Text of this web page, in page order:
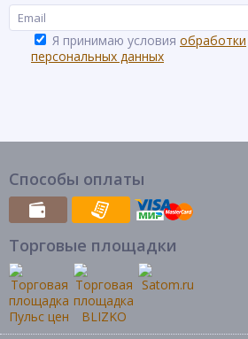
Я принимаю условия обработки
персональных данных
Способы оплаты
Торговые площадки